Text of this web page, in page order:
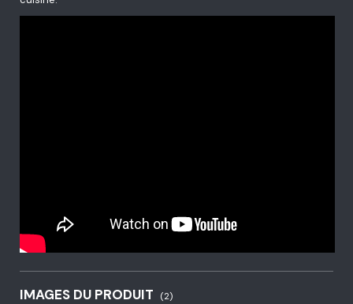
IMAGES DU PRODUIT (2)